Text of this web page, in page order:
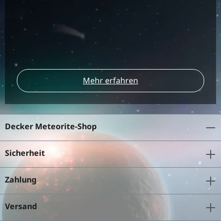
Mehr erfahren
Decker Meteorite-Shop
Sicherheit
Zahlung
Versand